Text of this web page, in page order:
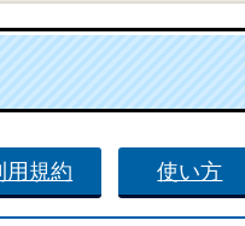
用規約 使い方